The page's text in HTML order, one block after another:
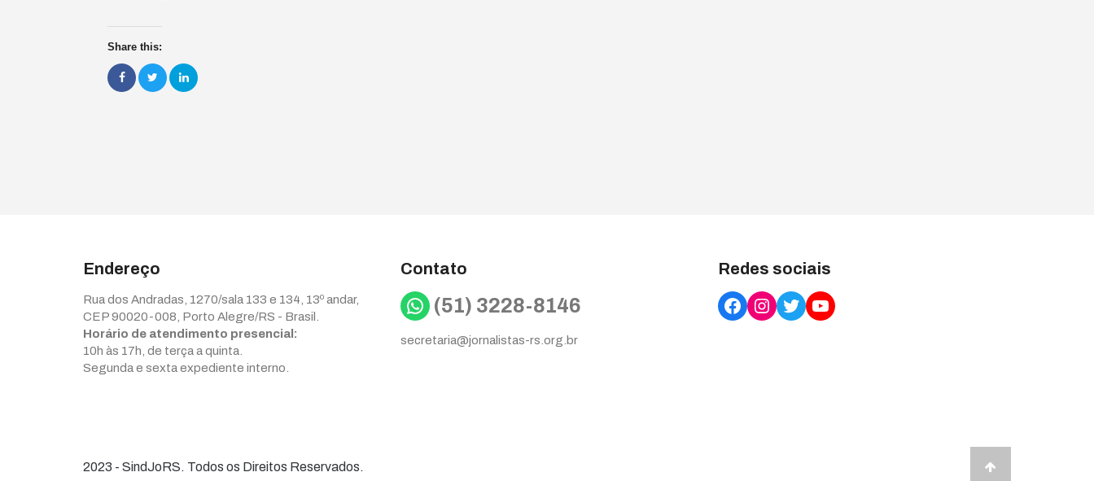
Share this:
Endereço
Rua dos Andradas, 1270/sala 133 e 134, 13º andar,
CEP 90020-008, Porto Alegre/RS - Brasil.
Horário de atendimento presencial:
10h às 17h, de terça a quinta.
Segunda e sexta expediente interno.
Contato
WhatsApp
(51) 3228-8146
secretaria@jornalistas-rs.org.br
Redes sociais
Facebook
Instagram
TwitterYouTube
2023 - SindJoRS. Todos os Direitos Reservados.